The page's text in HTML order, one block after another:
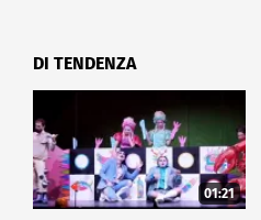
DI TENDENZA
01:21